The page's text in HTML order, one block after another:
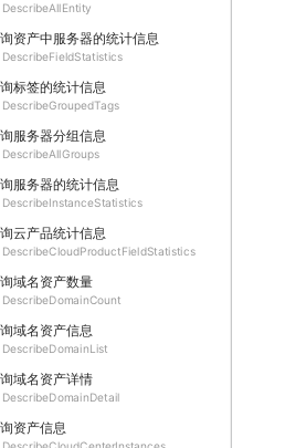
DescribeAllEntity
资产中服务器的统计信息
DescribeFieldStatistics
标签的统计信息
DescribeGroupedTags
服务器分组信息
DescribeAllGroups
服务器的统计信息
DescribeInstanceStatistics
云产品统计信息
DescribeCloudProductFieldStatistics
域名资产数量
DescribeDomainCount
域名资产信息
DescribeDomainList
域名资产详情
DescribeDomainDetail
资产信息